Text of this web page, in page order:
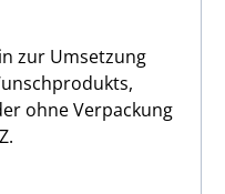
zur Umsetzung
ohne Verpackung